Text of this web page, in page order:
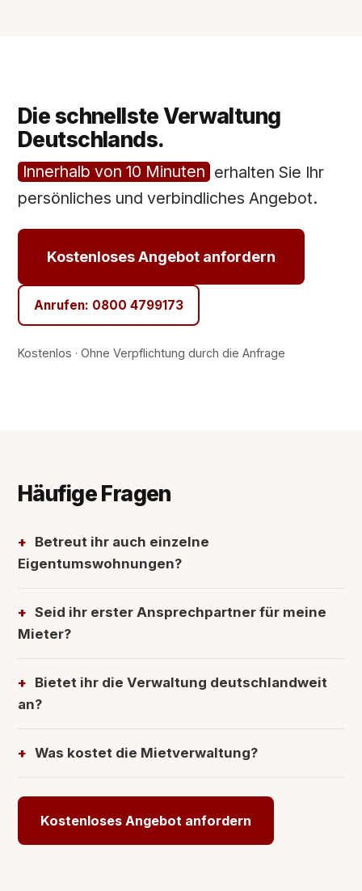
Die schnellste Verwaltung
Deutschlands.
Innerhalb von 10 Minuten erhalten Sie Ihr
persönliches und verbindliches Angebot.
Kostenloses Angebot anfordern
Anrufen: 0800 4799173
Kostenlos · Ohne Verpflichtung durch die Anfrage
Häufige Fragen
Betreut ihr auch einzelne
Eigentumswohnungen?
Seid ihr erster Ansprechpartner für meine
Mieter?
Bietet ihr die Verwaltung deutschlandweit
an?
Was kostet die Mietverwaltung?
Kostenloses Angebot anfordern